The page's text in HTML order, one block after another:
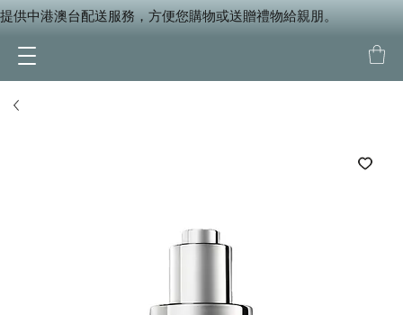
提供中港澳台配送服務，方便您購物或送贈禮物給親朋。